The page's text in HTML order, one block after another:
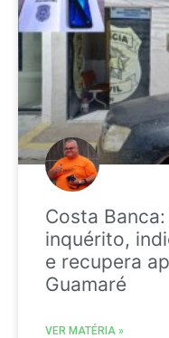
Costa
inquérito,
e recupera
Guamaré
VER MATÉRIA »